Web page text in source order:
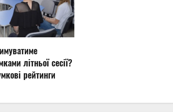
літньої сесії?
рейтинги